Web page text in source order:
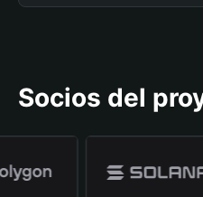
Socios del